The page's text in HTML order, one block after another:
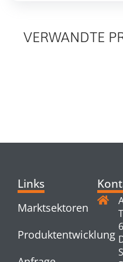
VERWANDTE
Links
Marktsektoren
Produktentwicklung